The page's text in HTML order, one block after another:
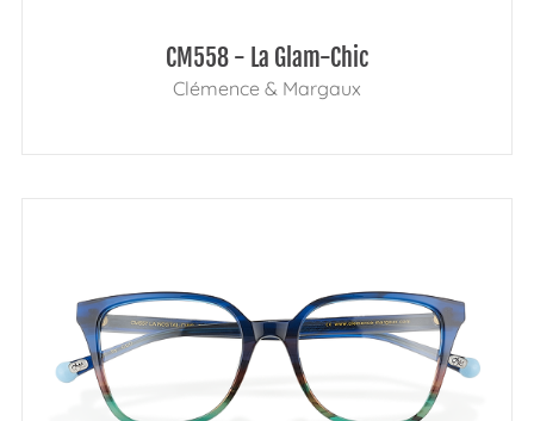
CM558 - La Glam-Chic
Clémence & Margaux